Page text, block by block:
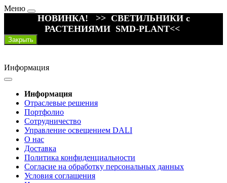
Меню
НОВИНКА! >> СВЕТИЛЬНИКИ с
РАСТЕНИЯМИ SMD-PLANT<<
Закрыть
Информация
Информация
Отраслевые решения
Портфолио
Сотрудничество
Управление освещением DALI
О нас
Доставка
Политика конфиденциальности
Согласие на обработку персональных данных
Условия соглашения